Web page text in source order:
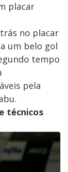
placar
no placar
um belo gol
tempo
pela
técnicos